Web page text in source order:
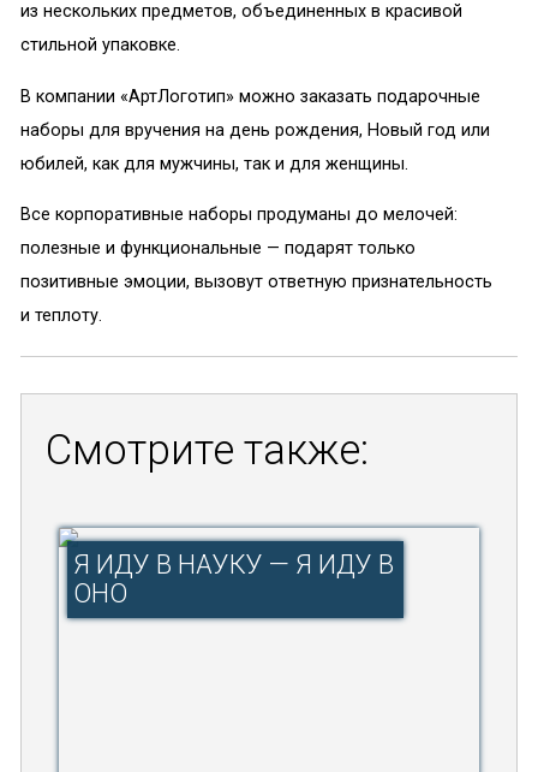
из нескольких предметов, объединенных в красивой
стильной упаковке.
В компании «АртЛоготип» можно заказать подарочные
наборы для вручения на день рождения, Новый год или
юбилей, как для мужчины, так и для женщины.
Все корпоративные наборы продуманы до мелочей:
полезные и функциональные — подарят только
позитивные эмоции, вызовут ответную признательность
и теплоту.
Смотрите также:
Я ИДУ В НАУКУ — Я ИДУ В
ОНО